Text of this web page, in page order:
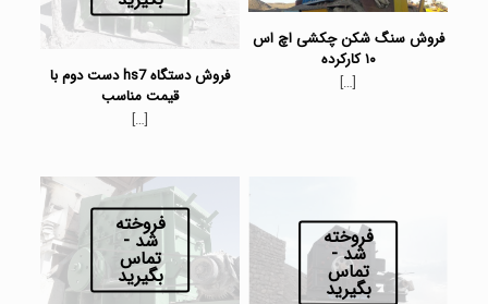
فروش سنگ شکن چکشی اچ اس
۱۰ کارکرده
[…]
فروش دستگاه hs7 دست دوم با
قیمت مناسب
[…]
فروخته
شد -
تماس
بگیرید
فروخته
شد -
تماس
بگیرید